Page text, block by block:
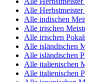
Alle
Alle indischen
Alle irischen
Alle irischen
Alle isländischen
Alle isländischen
Alle italienischen
Alle italienischen